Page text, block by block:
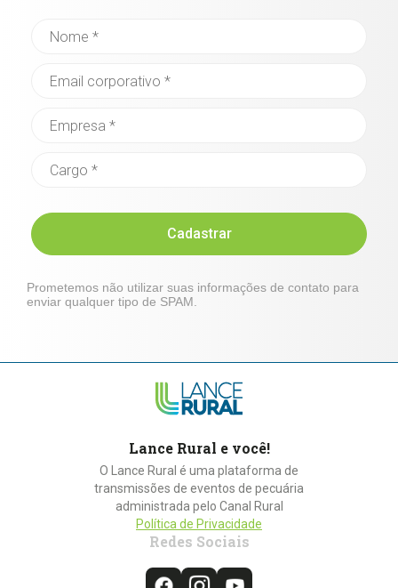
Cadastrar
Prometemos não utilizar suas informações de contato para
enviar qualquer tipo de SPAM.
Lance Rural e você!
O Lance Rural é uma plataforma de
transmissões de eventos de pecuária
administrada pelo Canal Rural
Política de Privacidade
Redes Sociais